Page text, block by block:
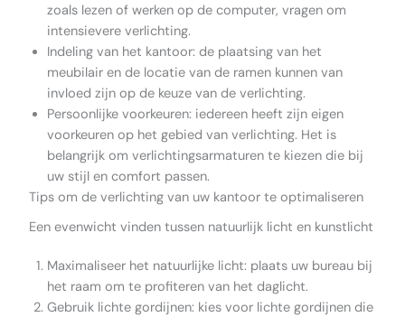
zoals lezen of werken op de computer, vragen om
intensievere verlichting.
Indeling van het kantoor: de plaatsing van het
meubilair en de locatie van de ramen kunnen van
invloed zijn op de keuze van de verlichting.
Persoonlijke voorkeuren: iedereen heeft zijn eigen
voorkeuren op het gebied van verlichting. Het is
belangrijk om verlichtingsarmaturen te kiezen die bij
uw stijl en comfort passen.
Tips om de verlichting van uw kantoor te optimaliseren
Een evenwicht vinden tussen natuurlijk licht en kunstlicht
Maximaliseer het natuurlijke licht: plaats uw bureau bij
het raam om te profiteren van het daglicht.
Gebruik lichte gordijnen: kies voor lichte gordijnen die